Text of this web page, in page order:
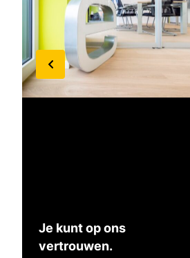
Je kunt op ons
vertrouwen.